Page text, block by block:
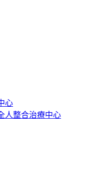
心
人整合治療中心